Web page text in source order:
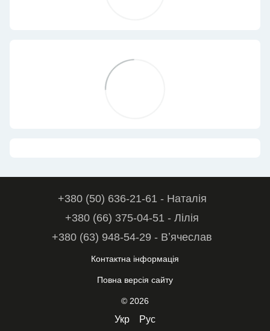
+380 (50) 636-21-61 - Наталія
+380 (66) 375-04-51 - Лілія
+380 (63) 948-54-29 - Вʼячеслав
Контактна інформація
Повна версія сайту
© 2026
Укр Рус